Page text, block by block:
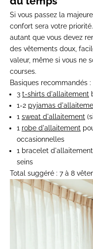
Si vous passez la
confort sera votre
autant que vous devez
des vêtements doux,
valeur, même si vous ne
courses.
Basiques recommandés :
3 t-shirts d'allaitement
1-2 pyjamas
1 sweat d'allaitement
1 robe d'allaitement
occasionnelles
1 bracelet
seins
Total suggéré : 7 à 8